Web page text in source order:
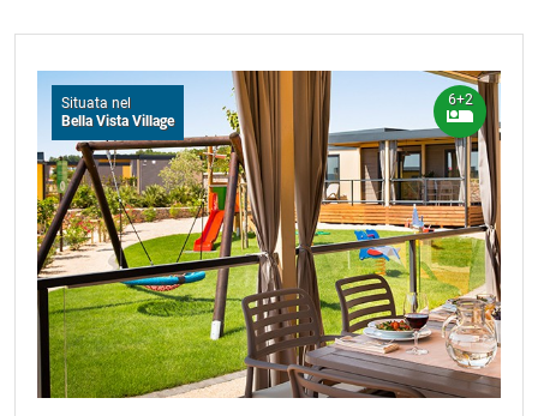
Situata nel
Bella Vista Village
6+2